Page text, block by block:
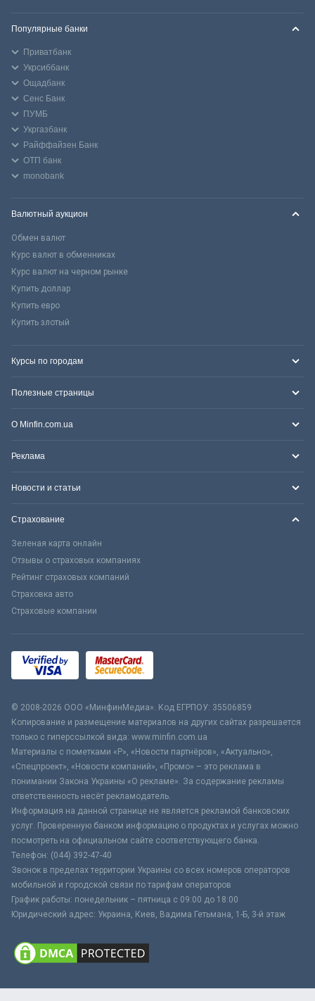
Популярные банки
Приватбанк
Укрсиббанк
Ощадбанк
Сенс Банк
ПУМБ
Укргазбанк
Райффайзен Банк
ОТП банк
monobank
Валютный аукцион
Обмен валют
Курс валют в обменниках
Курс валют на черном рынке
Купить доллар
Купить евро
Купить злотый
Курсы по городам
Полезные страницы
О Minfin.com.ua
Реклама
Новости и статьи
Страхование
Зеленая карта онлайн
Отзывы о страховых компаниях
Рейтинг страховых компаний
Страховка авто
Страховые компании
© 2008-2026 ООО «МинфинМедиа». Код ЕГРПОУ: 35506859
Копирование и размещение материалов на других сайтах разрешается
только с гиперссылкой вида: www.minfin.com.ua
Материалы с пометками «Р», «Новости партнёров», «Актуально»,
«Спецпроект», «Новости компаний», «Промо» – это реклама в
понимании Закона Украины «О рекламе». За содержание рекламы
ответственность несёт рекламодатель.
Информация на данной странице не является рекламой банковских
услуг. Проверенную банком информацию о продуктах и услугах можно
посмотреть на официальном сайте соответствующего банка.
Телефон: (044) 392-47-40
Звонок в пределах территории Украины со всех номеров операторов
мобильной и городской связи по тарифам операторов
График работы: понедельник – пятница с 09:00 до 18:00
Юридический адрес: Украина, Киев, Вадима Гетьмана, 1-Б, 3-й этаж